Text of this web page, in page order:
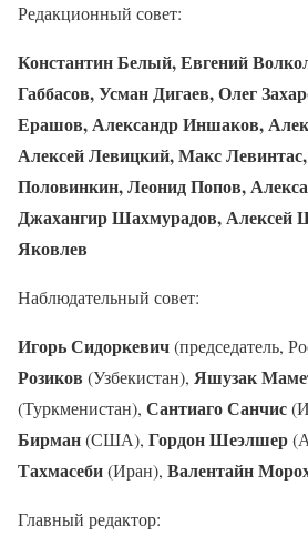
Редакционный совет:
Константин Белый, Евгений
Габбасов, Усман Дигаев, Олег
Ерашов, Александр Иншаков,
Алексей Левицкий, Макс
Половинкин, Леонид Попов,
Джахангир Шахмурадов, Алексей
Яковлев
Наблюдательный совет:
Игорь Сидоркевич(председатель,
Розиков (Узбекистан), Яшузак
(Туркменистан), Сантиаго Санчис
Бирман(США), Гордон Шеэлшер
Тахмасеби(Иран), Валентайн
Главный редактор: